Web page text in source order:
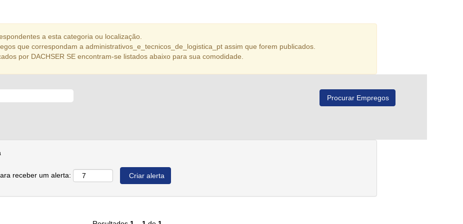
a esta categoria ou localização.
que correspondam a administrativos_e_tecnicos_de_logistica_pt assim que forem publicados.
por DACHSER SE encontram-se listados abaixo para sua comodidade.
receber um alerta: